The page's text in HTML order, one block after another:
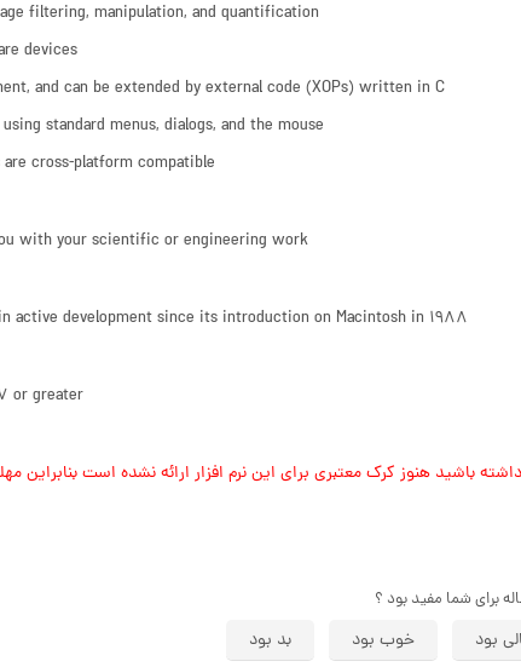
filtering, manipulation, and quantification.
devices.
and can be extended by external code (XOPs) written in C.
standard menus, dialogs, and the mouse.
cross-platform compatible.
with your scientific or engineering work
active development since its introduction on Macintosh in 1988.
or greater
باشید هنوز کرک معتبری برای این نرم افزار ارائه نشده است بنابراین مهلت استفاده
برای شما مفید بود ؟
بود خوب بود بد بود